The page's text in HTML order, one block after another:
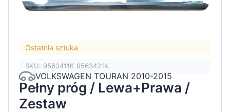
Ostatnia sztuka
SKU: 9563411K 9563421K
VOLKSWAGEN TOURAN 2010-2015
Pełny próg / Lewa+Prawa /
Zestaw